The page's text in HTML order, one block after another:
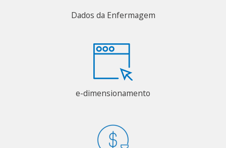
Dados da Enfermagem
e-dimensionamento